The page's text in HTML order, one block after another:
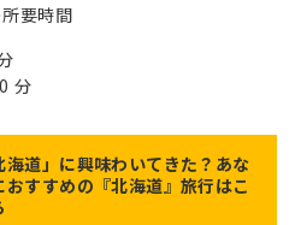
要時間
分
海道」に興味わいてきた？あな
おすすめの『北海道』旅行はこ